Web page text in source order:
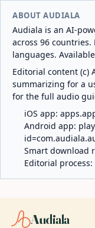
ABOUT AUDIALA
Audiala is an AI-
across 96 countries.
languages.
Editorial content (c)
summarizing for a
for the full audio
iOS app:
Android app:
Smart download
Editorial process:
Audiala